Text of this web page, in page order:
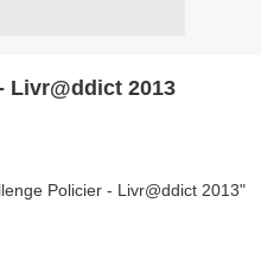
Livr@ddict 2013